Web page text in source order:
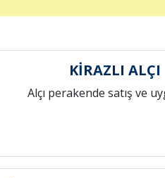
KİRAZLI ALÇI
Alçı perakende satış ve